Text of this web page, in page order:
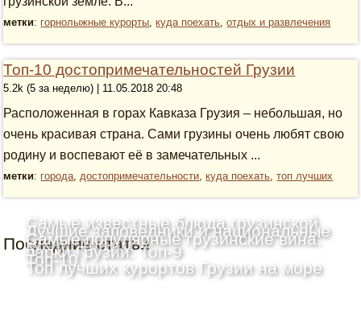
метки: горнолыжные курорты,куда поехать,отдых и развлечения
Топ-10 достопримечательностей Грузии
5.2k (5 за неделю) | 11.05.2018 20:48
Расположенная в горах Кавказа Грузия – небольшая, но
очень красивая страна. Сами грузины очень любят свою
родину и воспевают её в замечательных ...
метки: города,достопримечательности,куда поехать,топ лучших
Последние статьи
Самые известные блюда грузинской
кухни: Топ-10
Лучшие заповедники и национальные
парки Грузии: Топ-9
Самые популярные грузинские вина:
Топ-10
Топ лучших курортов Грузии на море